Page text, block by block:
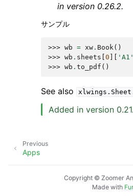
in version 0.26.2.
サンプル
>>> wb = xw . Book()
>>> wb . sheets 0 'A1'
>>> wb . to_pdf ()
See also
Added in version
Previous
Apps
Copyright © Zoomer
Made with